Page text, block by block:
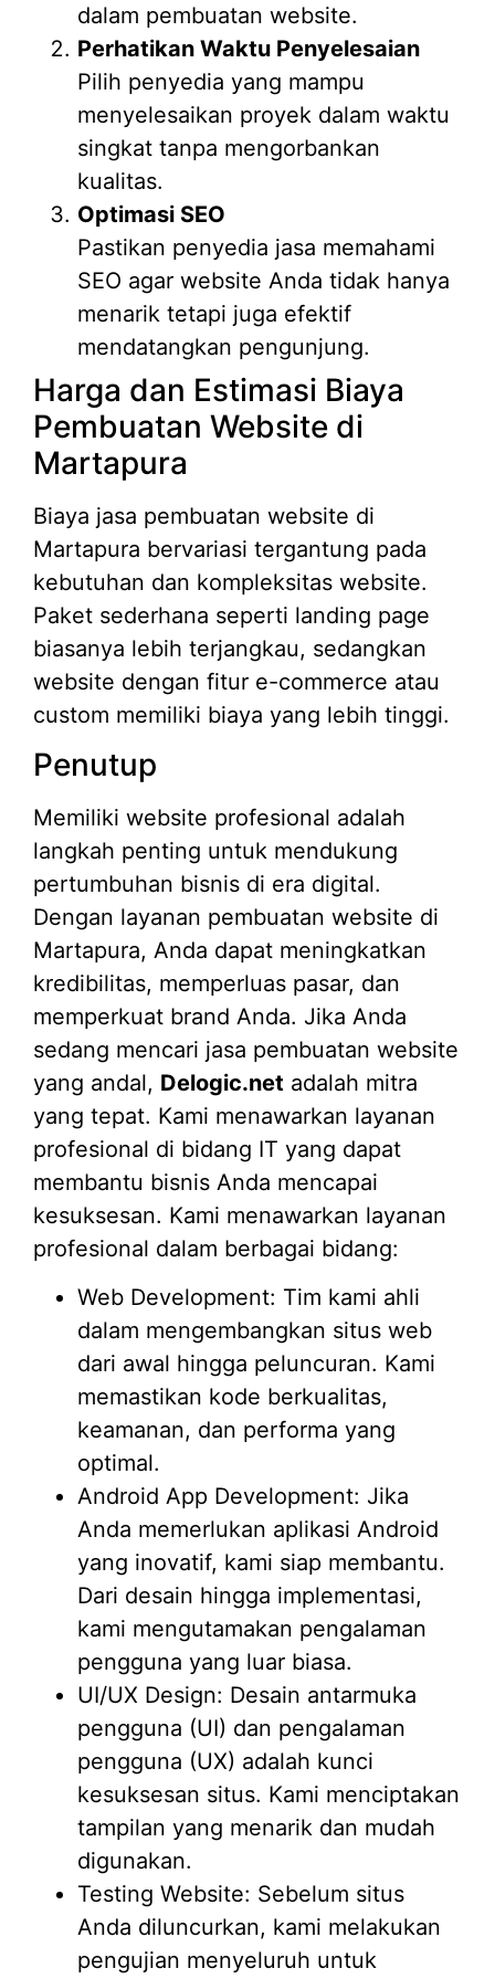
dalam pembuatan website.
Perhatikan Waktu Penyelesaian
Pilih penyedia yang mampu
menyelesaikan proyek dalam waktu
singkat tanpa mengorbankan
kualitas.
Optimasi SEO
Pastikan penyedia jasa memahami
SEO agar website Anda tidak hanya
menarik tetapi juga efektif
mendatangkan pengunjung.
Harga dan Estimasi Biaya
Pembuatan Website di
Martapura
Biaya jasa pembuatan website di
Martapura bervariasi tergantung pada
kebutuhan dan kompleksitas website.
Paket sederhana seperti landing page
biasanya lebih terjangkau, sedangkan
website dengan fitur e-commerce atau
custom memiliki biaya yang lebih tinggi.
Penutup
Memiliki website profesional adalah
langkah penting untuk mendukung
pertumbuhan bisnis di era digital.
Dengan layanan pembuatan website di
Martapura, Anda dapat meningkatkan
kredibilitas, memperluas pasar, dan
memperkuat brand Anda. Jika Anda
sedang mencari jasa pembuatan website
yang andal, Delogic.net adalah mitra
yang tepat. Kami menawarkan layanan
profesional di bidang IT yang dapat
membantu bisnis Anda mencapai
kesuksesan. Kami menawarkan layanan
profesional dalam berbagai bidang:
Web Development: Tim kami ahli
dalam mengembangkan situs web
dari awal hingga peluncuran. Kami
memastikan kode berkualitas,
keamanan, dan performa yang
optimal.
Android App Development: Jika
Anda memerlukan aplikasi Android
yang inovatif, kami siap membantu.
Dari desain hingga implementasi,
kami mengutamakan pengalaman
pengguna yang luar biasa.
UI/UX Design: Desain antarmuka
pengguna (UI) dan pengalaman
pengguna (UX) adalah kunci
kesuksesan situs. Kami menciptakan
tampilan yang menarik dan mudah
digunakan.
Testing Website: Sebelum situs
Anda diluncurkan, kami melakukan
pengujian menyeluruh untuk